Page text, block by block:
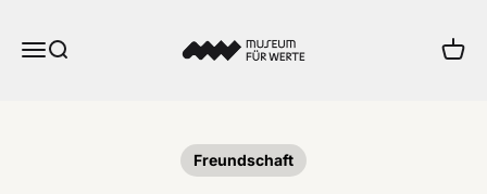
MenüSuche
Freundschaft